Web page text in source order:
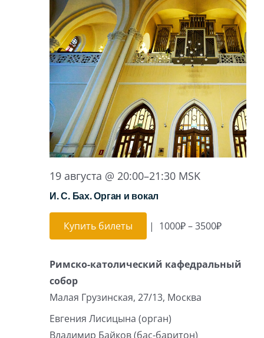
19 августа @ 20:00–21:30 MSK
И. С. Бах. Орган и вокал
Купить билеты | 1000₽ – 3500₽
Римско-католический кафедральный
собор
Малая Грузинская, 27/13, Москва
Евгения Лисицына (орган)
Владимир Байков (бас-баритон)